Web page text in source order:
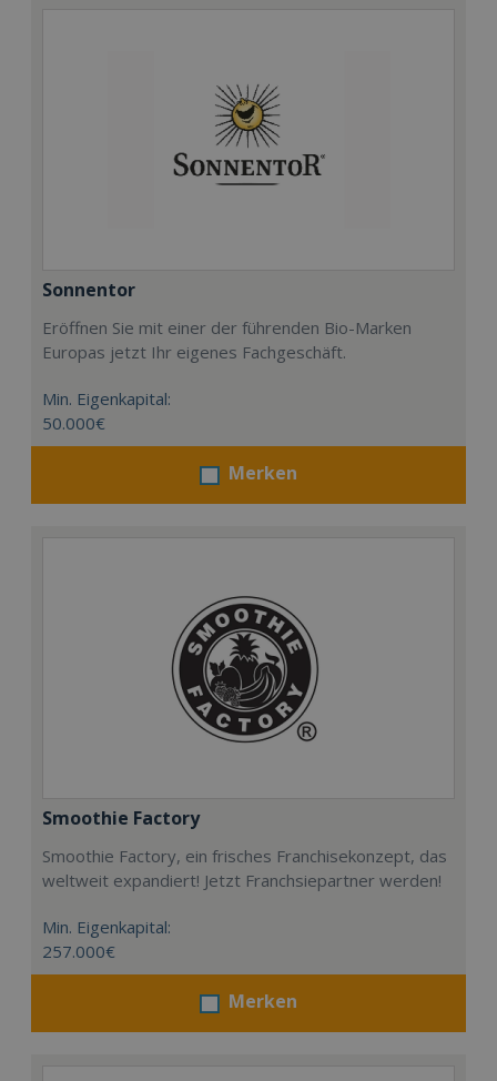
Sonnentor
Eröffnen Sie mit einer der führenden Bio-Marken
Europas jetzt Ihr eigenes Fachgeschäft.
Min. Eigenkapital:
50.000€
Merken
Smoothie Factory
Smoothie Factory, ein frisches Franchisekonzept, das
weltweit expandiert! Jetzt Franchsiepartner werden!
Min. Eigenkapital:
257.000€
Merken